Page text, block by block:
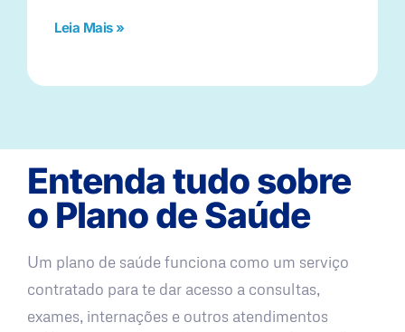
Leia Mais »
Entenda tudo sobre
o Plano de Saúde
Um plano de saúde funciona como um serviço
contratado para te dar acesso a consultas,
exames, internações e outros atendimentos